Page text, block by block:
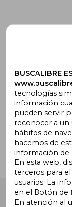
¿Necesitas
Ir a Centro de
Buscalibre España.
Cornellà de
BUSCALIBRE
tecnologías
información
pueden servir
reconocer a un
hábitos de
hacemos de
información de
En esta web,
terceros para
usuarios. La
en el Botón de
En atención al